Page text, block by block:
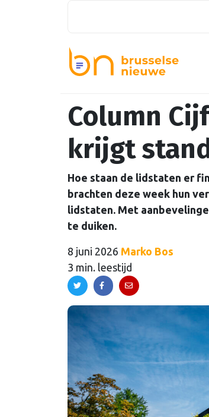
Column
krijgt
Hoe staan de lidstaten er
brachten deze week hun
lidstaten. Met
te duiken.
8 juni 2026 Marko Bos
3 min. leestijd